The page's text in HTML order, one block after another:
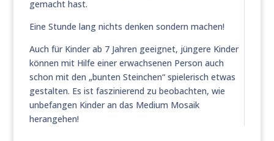
gemacht hast.
Eine Stunde lang nichts denken sondern machen!
Auch für Kinder ab 7 Jahren geeignet, jüngere Kinder
können mit Hilfe einer erwachsenen Person auch
schon mit den „bunten Steinchen“ spielerisch etwas
gestalten. Es ist faszinierend zu beobachten, wie
unbefangen Kinder an das Medium Mosaik
herangehen!